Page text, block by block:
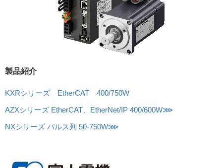
製品紹介
KXRシリーズ EtherCAT 400/750W
AZXシリーズ EtherCAT、EtherNet/IP 400/600W⋙
NXシリーズ パルス列 50-750W⋙